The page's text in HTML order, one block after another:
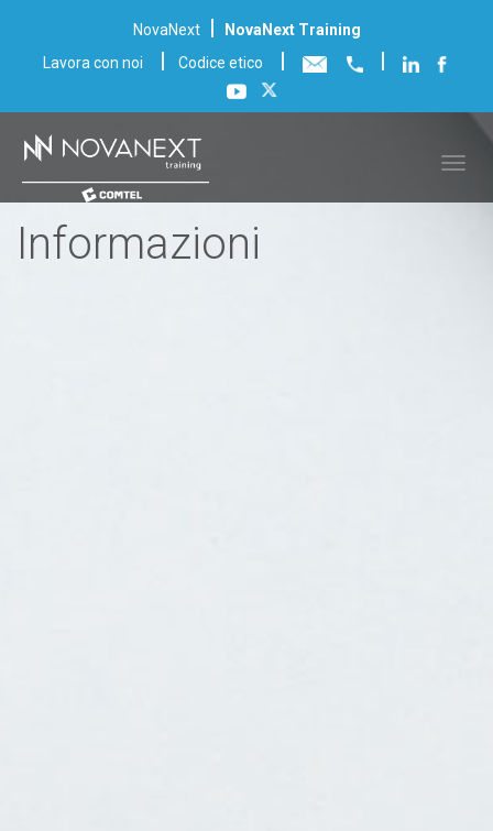
NovaNext |
NovaNext Training
Lavora con noi
| Codice etico | |
Informazioni